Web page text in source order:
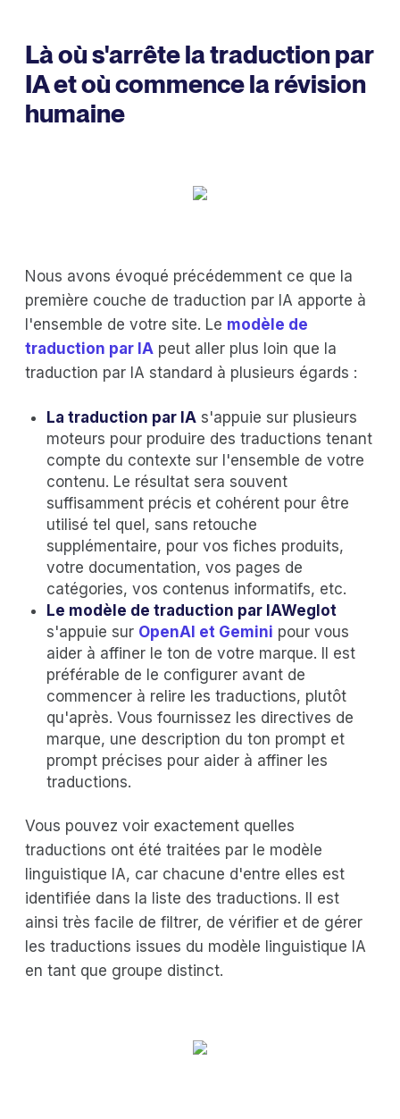
Là où s'arrête la traduction par
IA et où commence la révision
humaine
Nous avons évoqué précédemment ce que la
première couche de traduction par IA apporte à
l'ensemble de votre site. Le modèle de
traduction par IA peut aller plus loin que la
traduction par IA standard à plusieurs égards :
La traduction par IA s'appuie sur plusieurs
moteurs pour produire des traductions tenant
compte du contexte sur l'ensemble de votre
contenu. Le résultat sera souvent
suffisamment précis et cohérent pour être
utilisé tel quel, sans retouche
supplémentaire, pour vos fiches produits,
votre documentation, vos pages de
catégories, vos contenus informatifs, etc.
Le modèle de traduction par IAWeglot
s'appuie sur OpenAI et Gemini pour vous
aider à affiner le ton de votre marque. Il est
préférable de le configurer avant de
commencer à relire les traductions, plutôt
qu'après. Vous fournissez les directives de
marque, une description du ton prompt et
prompt précises pour aider à affiner les
traductions.
Vous pouvez voir exactement quelles
traductions ont été traitées par le modèle
linguistique IA, car chacune d'entre elles est
identifiée dans la liste des traductions. Il est
ainsi très facile de filtrer, de vérifier et de gérer
les traductions issues du modèle linguistique IA
en tant que groupe distinct.